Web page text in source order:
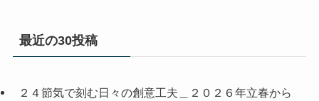
最近の30投稿
２４節気で刻む日々の創意工夫＿２０２６年立春から